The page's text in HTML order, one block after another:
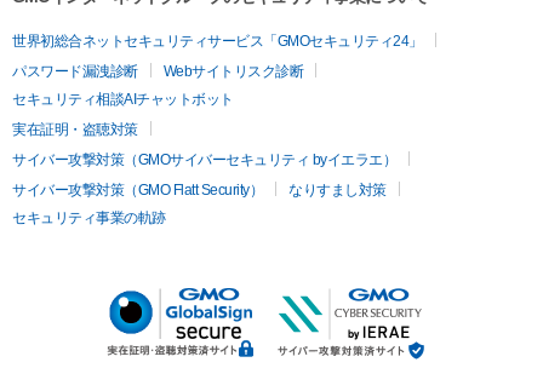
世界初総合ネットセキュリティサービス「GMOセキュリティ24」
パスワード漏洩診断
Webサイトリスク診断
セキュリティ相談AIチャットボット
実在証明・盗聴対策
サイバー攻撃対策（GMOサイバーセキュリティ byイエラエ）
サイバー攻撃対策（GMO Flatt Security）
なりすまし対策
セキュリティ事業の軌跡